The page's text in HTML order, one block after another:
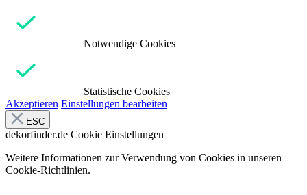
Notwendige Cookies
Statistische Cookies
Akzeptieren Einstellungen bearbeiten
ESC
dekorfinder.de Cookie Einstellungen
Weitere Informationen zur Verwendung von Cookies in unseren
Cookie-Richtlinien.